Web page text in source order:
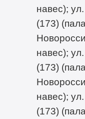
навес);
(173)
навес);
(173)
навес);
(173)